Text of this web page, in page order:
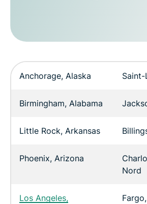
Anchorage, Alaska Saint-
Birmingham, Alabama
Little Rock, Arkansas
Phoenix, Arizona
Nord
Los Angeles,